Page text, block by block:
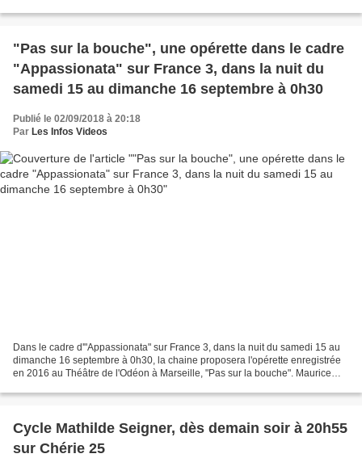
"Pas sur la bouche", une opérette dans le cadre
"Appassionata" sur France 3, dans la nuit du
samedi 15 au dimanche 16 septembre à 0h30
Publié le 02/09/2018 à 20:18
Par Les Infos Videos
Dans le cadre d'"Appassionata" sur France 3, dans la nuit du samedi 15 au
dimanche 16 septembre à 0h30, la chaine proposera l'opérette enregistrée
en 2016 au Théâtre de l'Odéon à Marseille, "Pas sur la bouche". Maurice
Cycle Mathilde Seigner, dès demain soir à 20h55
sur Chérie 25